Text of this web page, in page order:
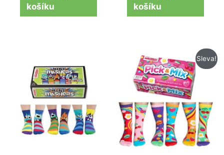
košíku
košíku
Sleva!
Původní
cena
byla:
434 Kč.
Aktuální
cena
je:
399 Kč.